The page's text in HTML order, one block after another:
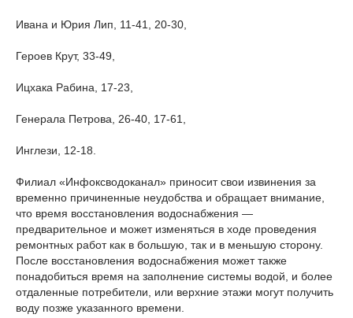
Ивана и Юрия Лип, 11-41, 20-30,
Героев Крут, 33-49,
Ицхака Рабина, 17-23,
Генерала Петрова, 26-40, 17-61,
Инглези, 12-18.
Филиал «Инфоксводоканал» приносит свои извинения за
временно причиненные неудобства и обращает внимание,
что время восстановления водоснабжения —
предварительное и может изменяться в ходе проведения
ремонтных работ как в большую, так и в меньшую сторону.
После восстановления водоснабжения может также
понадобиться время на заполнение системы водой, и более
отдаленные потребители, или верхние этажи могут получить
воду позже указанного времени.